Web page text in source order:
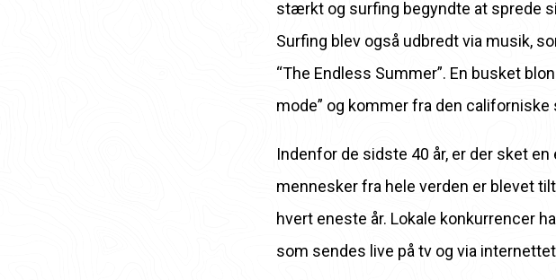
stærkt og surfing begyndte at sprede
Surfing blev også udbredt via musik,
“The Endless Summer”. En busket
mode” og kommer fra den
Indenfor de sidste 40 år, er der sket
mennesker fra hele verden er blevet
hvert eneste år. Lokale konkurrencer
som sendes live på tv og via